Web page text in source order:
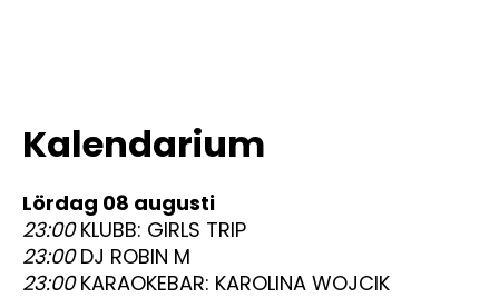
Kalendarium
lördag 08 augusti
23:00KLUBB: GIRLS TRIP
23:00DJ ROBIN M
23:00KARAOKEBAR: KAROLINA WOJCIK